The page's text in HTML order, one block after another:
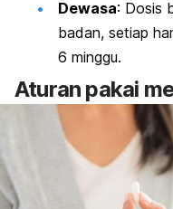
Dewasa: Dosis
badan, setiap
6 minggu.
Aturan pakai